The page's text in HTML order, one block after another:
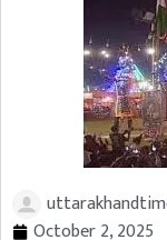
October 2, 2025